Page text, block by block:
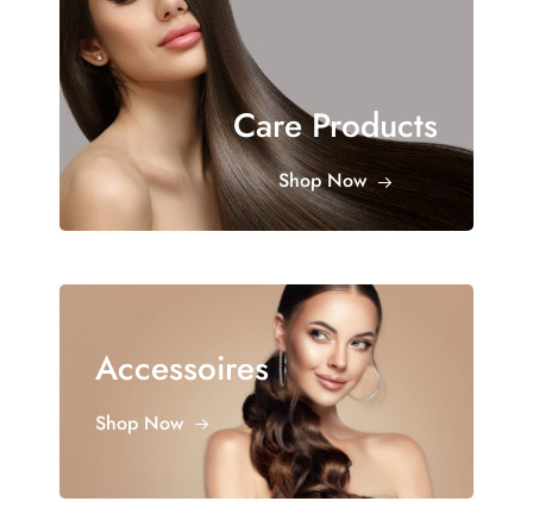
Care Products
Shop Now
Accessoires
Shop Now